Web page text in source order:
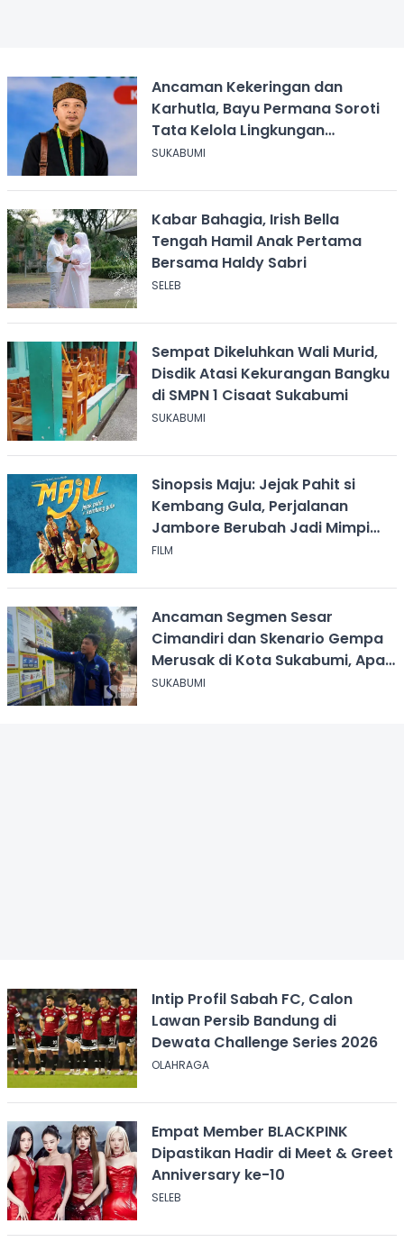
Ancaman Kekeringan dan
Karhutla, Bayu Permana Soroti
Tata Kelola Lingkungan
Sukabumi
SUKABUMI
Kabar Bahagia, Irish Bella
Tengah Hamil Anak Pertama
Bersama Haldy Sabri
SELEB
Sempat Dikeluhkan Wali Murid,
Disdik Atasi Kekurangan Bangku
di SMPN 1 Cisaat Sukabumi
SUKABUMI
Sinopsis Maju: Jejak Pahit si
Kembang Gula, Perjalanan
Jambore Berubah Jadi Mimpi
Buruk
FILM
Ancaman Segmen Sesar
Cimandiri dan Skenario Gempa
Merusak di Kota Sukabumi, Apa
yang Harus Dilakukan?
SUKABUMI
Intip Profil Sabah FC, Calon
Lawan Persib Bandung di
Dewata Challenge Series 2026
OLAHRAGA
Empat Member BLACKPINK
Dipastikan Hadir di Meet & Greet
Anniversary ke-10
SELEB